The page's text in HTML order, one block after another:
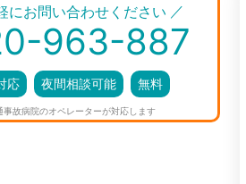
／
にお問い合わせください
963-887
応 夜間相談可能 無料
事故病院のオペレーターが対応します